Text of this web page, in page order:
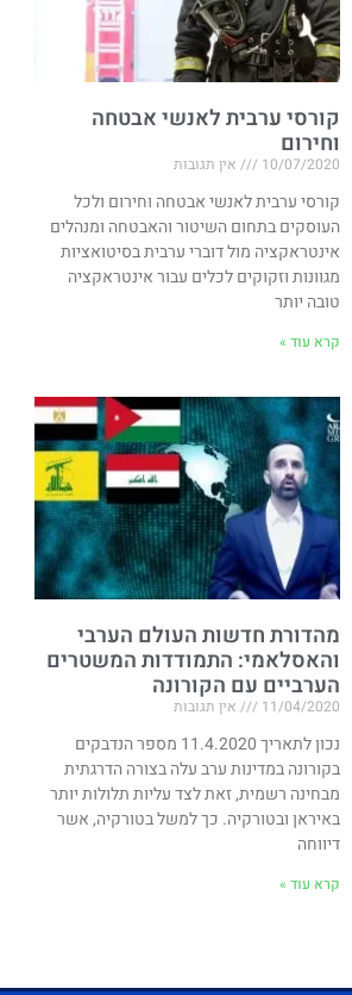
קורסי ערבית לאנשי אבטחה
וחירום
10/07/2020 אין תגובות
קורסי ערבית לאנשי אבטחה וחירום ולכל
העוסקים בתחום השיטור והאבטחה ומנהלים
אינטראקציה מול דוברי ערבית בסיטואציות
מגוונות וזקוקים לכלים עבור אינטראקציה
טובה יותר
קרא עוד »
מהדורת חדשות העולם הערבי
והאסלאמי: התמודדות המשטרים
הערביים עם הקורונה
11/04/2020 אין תגובות
נכון לתאריך 11.4.2020 מספר הנדבקים
בקורונה במדינות ערב עלה בצורה הדרגתית
מבחינה רשמית, זאת לצד עליות תלולות יותר
באיראן ובטורקיה. כך למשל בטורקיה, אשר
דיווחה
קרא עוד »